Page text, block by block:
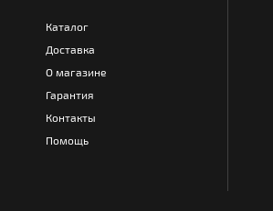
Каталог
Доставка
О магазине
Гарантия
Контакты
Помощь